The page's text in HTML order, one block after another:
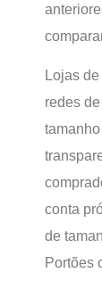
Lojas
redes
conta
de
Portões